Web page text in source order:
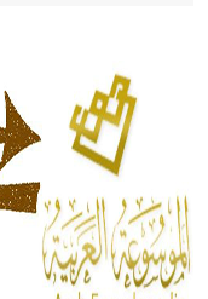
الحكم، الأدلة،
له الفضل بأنه حرر
- هل تعلم أن
من مادة كربونات
أجود أنواعه،